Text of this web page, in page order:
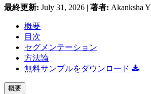
最終更新: July 31, 2026 | 著者: Akanksha Y
概要
目次
セグメンテーション
方法論
無料サンプルをダウンロード
概要